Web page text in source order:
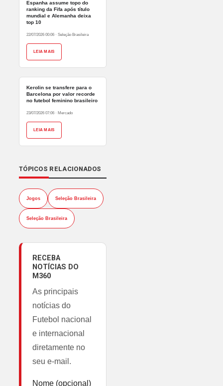
Espanha assume topo do
ranking da Fifa após título
mundial e Alemanha deixa
top 10
22/07/2026 00:06 · Seleção Brasileira
LEIA MAIS
Kerolin se transfere para o
Barcelona por valor recorde
no futebol feminino brasileiro
23/07/2026 07:06 · Mercado
LEIA MAIS
TÓPICOS RELACIONADOS
Jogos Seleção Brasileira
Seleção Brasileira
RECEBA
NOTÍCIAS DO
M360
As principais
notícias do
Futebol nacional
e internacional
diretamente no
seu e-mail.
Nome (opcional)